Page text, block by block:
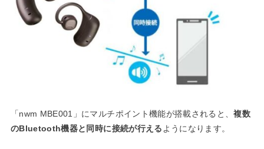
「nwm MBE001」にマルチポイント機能が搭載されると、複数
のBluetooth機器と同時に接続が行える ようになります。